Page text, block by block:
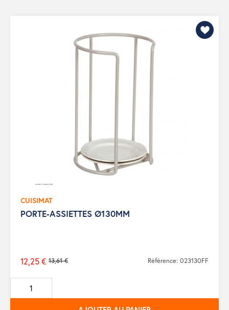
CUISIMAT
PORTE-ASSIETTES Ø130MM
Prix
de
base
13,61 €
12,25 € Référence: 023130FF